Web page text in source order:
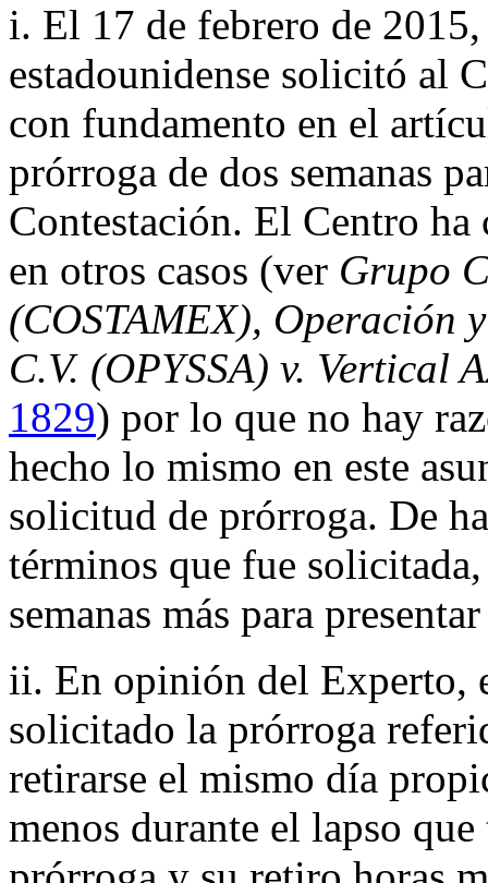
i. El 17 de febrero de
estadounidense solicitó al
con fundamento en el
prórroga de dos semanas
Contestación. El Centro
en otros casos (ver Grupo
(COSTAMEX), Operación
C.V. (OPYSSA) v. Vertical
1829) por lo que no hay
hecho lo mismo en este
solicitud de prórroga. De
términos que fue
semanas más para
ii. En opinión del Experto,
solicitado la prórroga
retirarse el mismo día
menos durante el lapso